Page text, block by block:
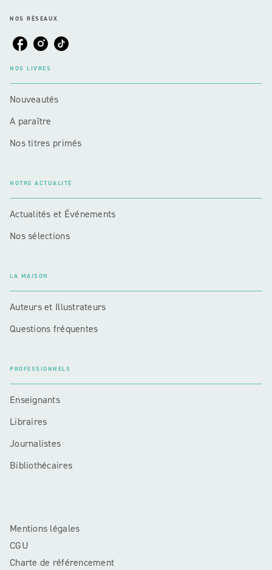
NOS RÉSEAUX
NOS LIVRES
Nouveautés
A paraître
Nos titres primés
NOTRE ACTUALITÉ
Actualités et Événements
Nos sélections
LA MAISON
Auteurs et Illustrateurs
Questions fréquentes
PROFESSIONNELS
Enseignants
Libraires
Journalistes
Bibliothécaires
Mentions légales
CGU
Charte de référencement